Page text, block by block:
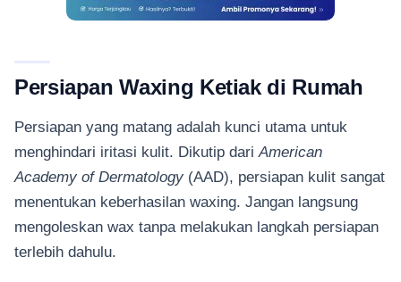
Persiapan Waxing Ketiak di Rumah
Persiapan yang matang adalah kunci utama untuk
menghindari iritasi kulit. Dikutip dari American
Academy of Dermatology (AAD), persiapan kulit sangat
menentukan keberhasilan waxing. Jangan langsung
mengoleskan wax tanpa melakukan langkah persiapan
terlebih dahulu.